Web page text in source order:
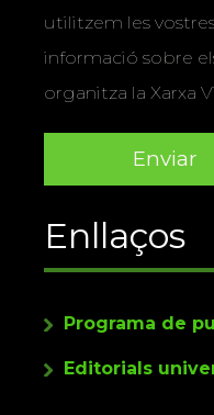
utilitzem les
informació sobre
organitza la Xarxa
Enllaços
Programa de
Editorials